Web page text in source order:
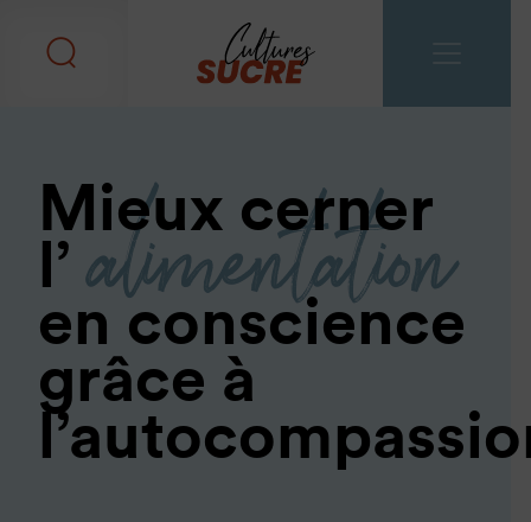
Mieux cerner
l’ alimentation
en conscience
grâce à